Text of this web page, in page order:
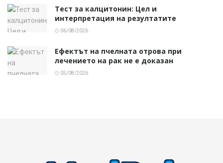
Тест за калцитонин: Цел и
интерпретация на резултатите
06/08/2026
Ефектът на пчелната отрова при
лечението на рак не е доказан
05/08/2026